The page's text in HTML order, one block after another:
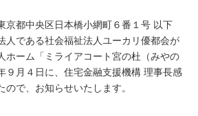
京都中央区日本橋小網町６番１号 以下
人である社会福祉法人ユーカリ優都会が
ホーム「ミライアコート宮の杜（みやの
９月４日に、住宅金融支援機構 理事長感
で、お知らせいたします。